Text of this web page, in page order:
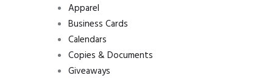
Apparel
Business Cards
Calendars
Copies & Documents
Giveaways